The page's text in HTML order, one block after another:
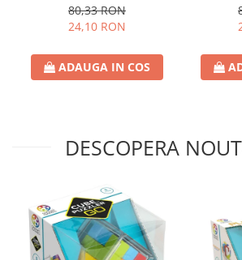
80,33 RON
24,10 RON
ADAUGA IN COS
DESCOPERA